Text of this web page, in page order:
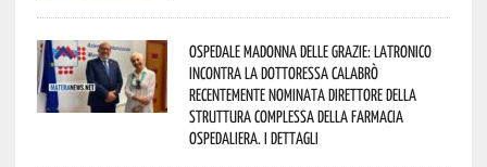
Ospedale Madonna delle Grazie: Latronico
incontra la dottoressa Calabrò
recentemente nominata Direttore della
Struttura Complessa della Farmacia
Ospedaliera. I dettagli